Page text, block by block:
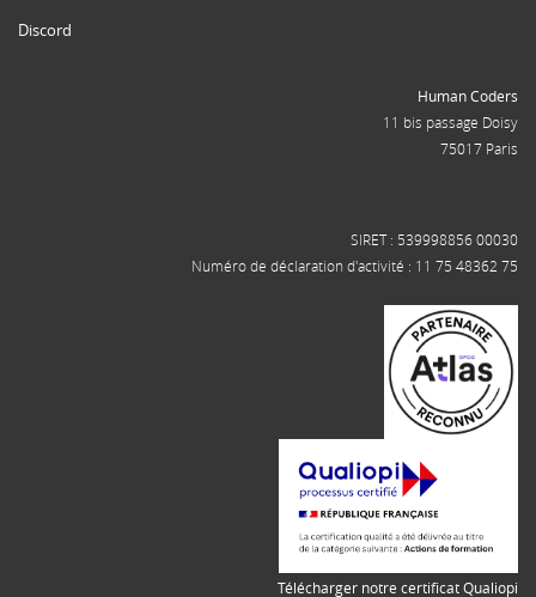
Discord
Human Coders
11 bis passage Doisy
75017 Paris
SIRET : 539998856 00030
Numéro de déclaration d'activité : 11 75 48362 75
Télécharger notre certificat Qualiopi